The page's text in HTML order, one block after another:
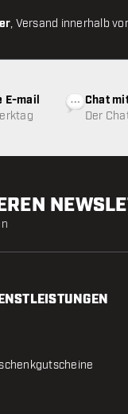
, Versand innerhalb
E-mail Chat
Der